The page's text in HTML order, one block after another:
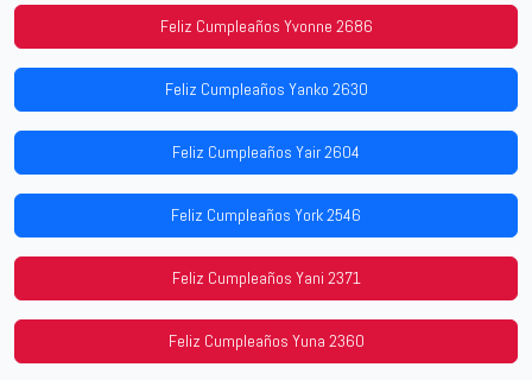
Feliz Cumpleaños Yvonne 2686
Feliz Cumpleaños Yanko 2630
Feliz Cumpleaños Yair 2604
Feliz Cumpleaños York 2546
Feliz Cumpleaños Yani 2371
Feliz Cumpleaños Yuna 2360